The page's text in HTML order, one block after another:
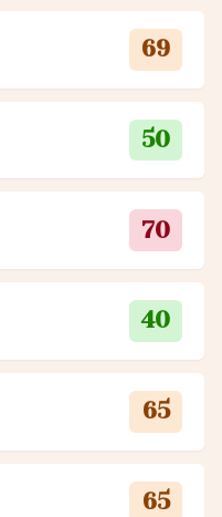
69
50
70
40
65
65